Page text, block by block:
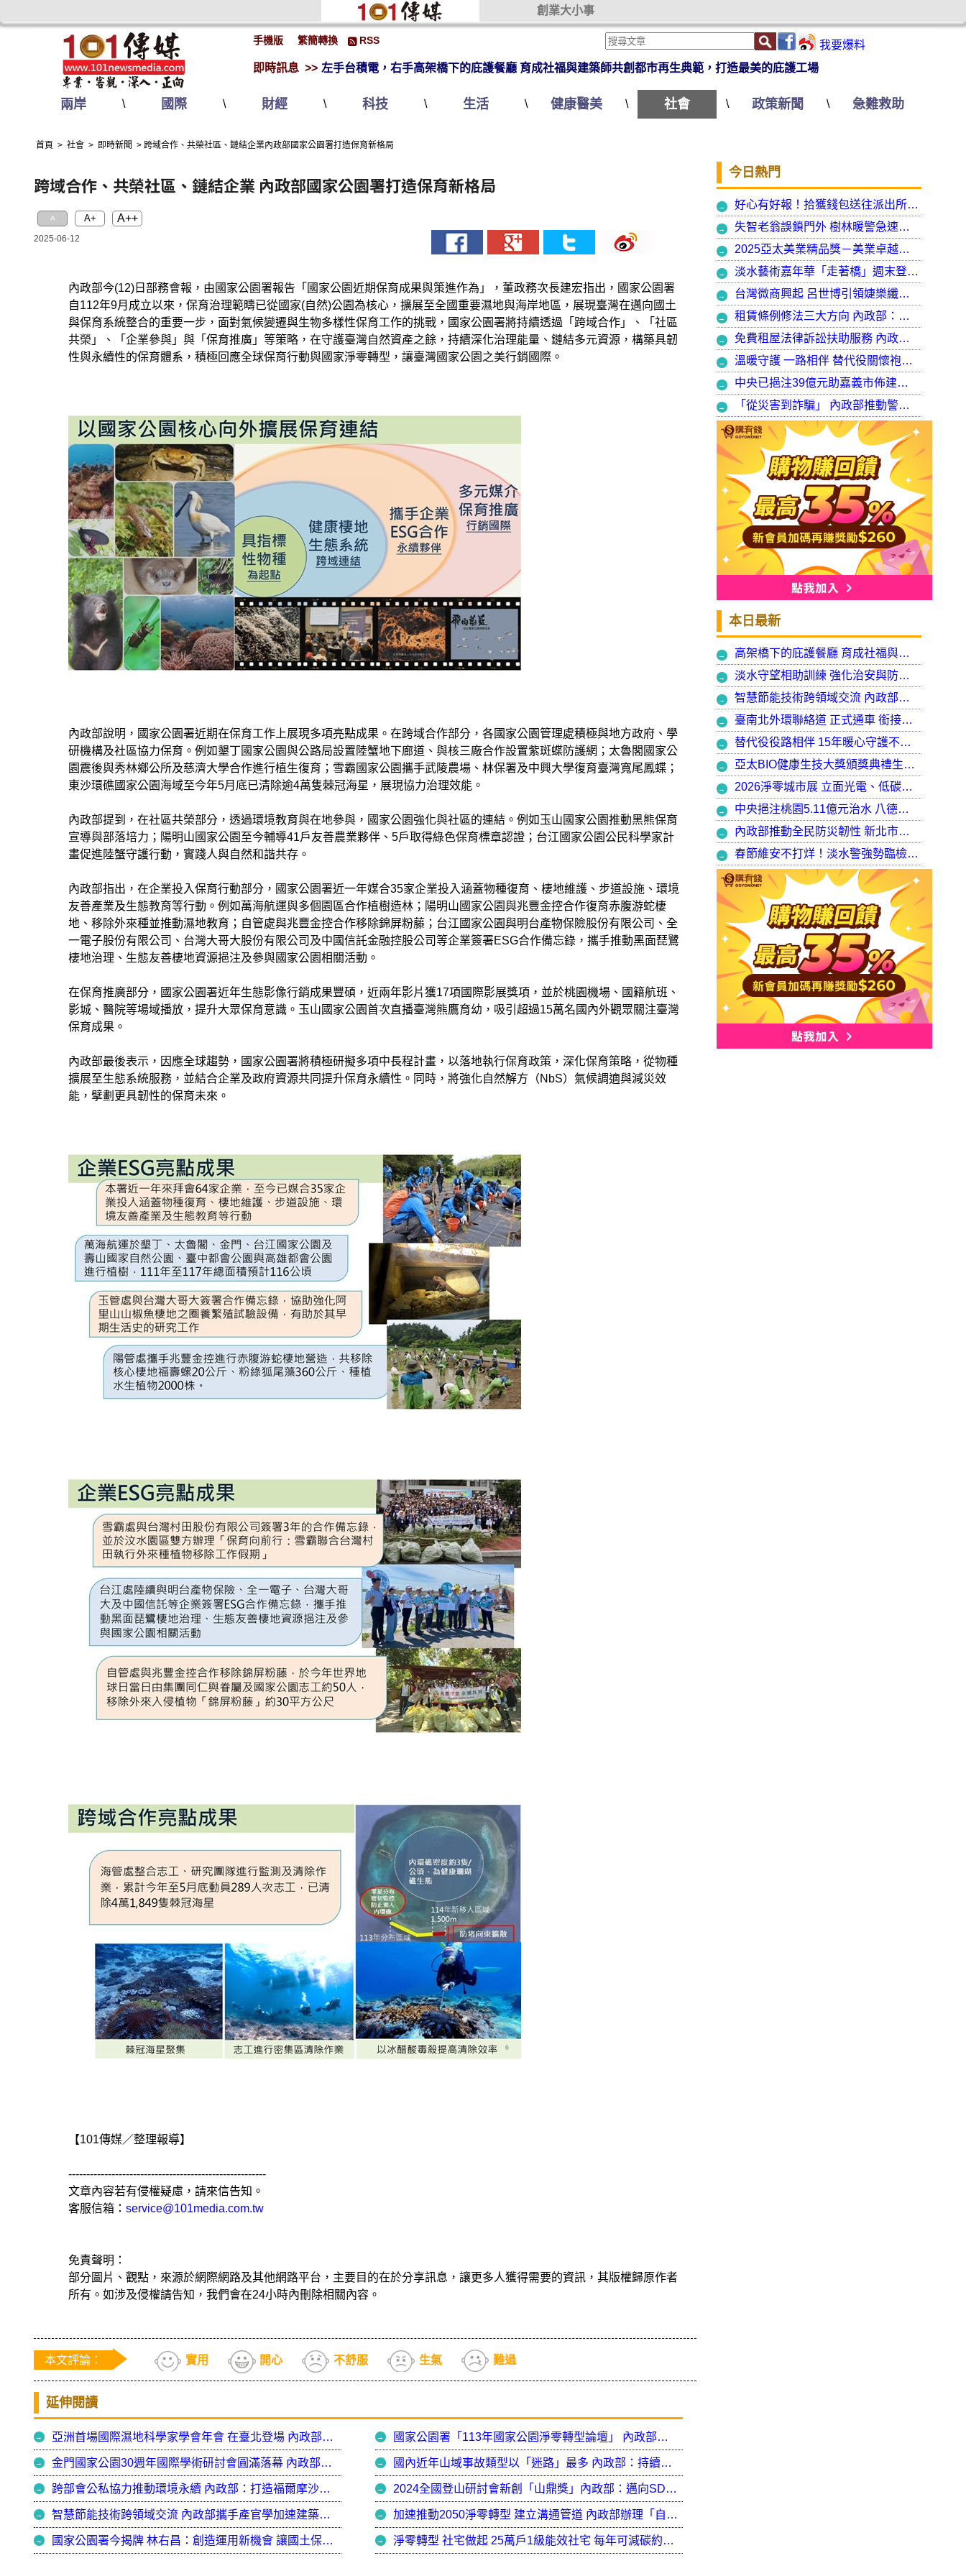
創業大小事
手機版 繁簡轉換 RSS
我要爆料
即時訊息 >> 左手台積電，右手高架橋下的庇護餐廳 育成社福與建築師共創都市再生典範，打造最美的庇護工場
兩岸 \ 國際 \ 財經 \ 科技 \ 生活 \ 健康醫美 \ 社會 \ 政策新聞 \ 急難救助
首頁 > 社會 > 即時新聞 > 跨域合作、共榮社區、鏈結企業內政部國家公園署打造保育新格局
跨域合作、共榮社區、鏈結企業 內政部國家公園署打造保育新格局
A A+ A++
2025-06-12
內政部今(12)日部務會報，由國家公園署報告「國家公園近期保育成果與策進作為」，董政務次長建宏指出，國家公園署
自112年9月成立以來，保育治理範疇已從國家(自然)公園為核心，擴展至全國重要濕地與海岸地區，展現臺灣在邁向國土
與保育系統整合的重要一步，面對氣候變遷與生物多樣性保育工作的挑戰，國家公園署將持續透過「跨域合作」、「社區
共榮」、「企業參與」與「保育推廣」等策略，在守護臺灣自然資產之餘，持續深化治理能量、鏈結多元資源，構築具韌
性與永續性的保育體系，積極回應全球保育行動與國家淨零轉型，讓臺灣國家公園之美行銷國際。
內政部說明，國家公園署近期在保育工作上展現多項亮點成果。在跨域合作部分，各國家公園管理處積極與地方政府、學
研機構及社區協力保育。例如墾丁國家公園與公路局設置陸蟹地下廊道、與核三廠合作設置紫斑蝶防護網；太魯閣國家公
園震後與秀林鄉公所及慈濟大學合作進行植生復育；雪霸國家公園攜手武陵農場、林保署及中興大學復育臺灣寬尾鳳蝶；
東沙環礁國家公園海域至今年5月底已清除逾4萬隻棘冠海星，展現協力治理效能。
內政部提到，在社區共榮部分，透過環境教育與在地參與，國家公園強化與社區的連結。例如玉山國家公園推動黑熊保育
宣導與部落培力；陽明山國家公園至今輔導41戶友善農業夥伴、5戶取得綠色保育標章認證；台江國家公園公民科學家計
畫促進陸蟹守護行動，實踐人與自然和諧共存。
內政部指出，在企業投入保育行動部分，國家公園署近一年媒合35家企業投入涵蓋物種復育、棲地維護、步道設施、環境
友善產業及生態教育等行動。例如萬海航運與多個園區合作植樹造林；陽明山國家公園與兆豐金控合作復育赤腹游蛇棲
地、移除外來種並推動濕地教育；自管處與兆豐金控合作移除錦屏粉藤；台江國家公園與明台產物保險股份有限公司、全
一電子股份有限公司、台灣大哥大股份有限公司及中國信託金融控股公司等企業簽署ESG合作備忘錄，攜手推動黑面琵鷺
棲地治理、生態友善棲地資源挹注及參與國家公園相關活動。
在保育推廣部分，國家公園署近年生態影像行銷成果豐碩，近兩年影片獲17項國際影展獎項，並於桃園機場、國籍航班、
影城、醫院等場域播放，提升大眾保育意識。玉山國家公園首次直播臺灣熊鷹育幼，吸引超過15萬名國內外觀眾關注臺灣
保育成果。
內政部最後表示，因應全球趨勢，國家公園署將積極研擬多項中長程計畫，以落地執行保育政策，深化保育策略，從物種
擴展至生態系統服務，並結合企業及政府資源共同提升保育永續性。同時，將強化自然解方（NbS）氣候調適與減災效
能，擘劃更具韌性的保育未來。
【101傳媒／整理報導】
-------------------------------------------------------
文章內容若有侵權疑慮，請來信告知。
客服信箱： service@101media.com.tw
免責聲明：
部分圖片、觀點，來源於網際網路及其他網路平台，主要目的在於分享訊息，讓更多人獲得需要的資訊，其版權歸原作者
所有。如涉及侵權請告知，我們會在24小時內刪除相關內容。
本文評論： 實用 開心 不舒服 生氣 難過
延伸閱讀
亞洲首場國際濕地科學家學會年會 在臺北登場 內政部跨部會共推濕地保育 開啟國際合作里程碑 國家公園署「113年國家公園淨零轉型論壇」 內政部：聚焦自然碳匯戰略，示範國家公園碳盤查成果
金門國家公園30週年國際學術研討會圓滿落幕 內政部肯定中央與地方攜手守護島嶼永續願景 國內近年山域事故類型以「迷路」最多 內政部：持續精進登山服務措施 呼籲民眾落實「負責任登山」
跨部會公私協力推動環境永續 內政部：打造福爾摩沙北回歸線軸帶為國際新名片 2024全國登山研討會新創「山鼎獎」內政部：邁向SDGs永續山林 政府與民間攜手登山安全教育
智慧節能技術跨領域交流 內政部攜手產官學加速建築淨零轉型 加速推動2050淨零轉型 建立溝通管道 內政部辦理「自然碳匯及低碳建築研討會」
國家公園署今揭牌 林右昌：創造運用新機會 讓國土保育與國際永續接軌 淨零轉型 社宅做起 25萬戶1級能效社宅 每年可減碳約11.23萬噸
今日熱門
好心有好報！拾獲錢包送往派出所竟發現自己遺失的手機
失智老翁誤鎖門外 樹林暖警急速營救阻飢寒
2025亞太美業精品獎－美業卓越大賞 揭曉年度最受矚目美業榮耀品牌
淡水藝術嘉年華「走著橋」週末登場 淡水警啟動交通管制
台灣微商興起 呂世博引領婕樂纖走入國際
租賃條例修法三大方向 內政部：保障租賃雙方權益 租客安心住、房東放心租
免費租屋法律訴訟扶助服務 內政部：9月30日起正式開辦受理
溫暖守護 一路相伴 替代役關懷袍澤弟兄 以行動展現同袍大愛
中央已挹注39億元助嘉義市佈建污水系統 內政部：東區用戶接管將新增3萬戶 期許未來推動再生水永續利用
「從災害到詐騙」 內政部推動警大轉型強化災防與偵查能力
本日最新
高架橋下的庇護餐廳 育成社福與建築師共創都市再生典範，打造最美的庇護工場
淡水守望相助訓練 強化治安與防衛韌性
智慧節能技術跨領域交流 內政部攜手產官學加速建築淨零轉型
臺南北外環聯絡道 正式通車 銜接樹谷園區 完善南科聯外路網
替代役役路相伴 15年暖心守護不停歇，攜手走出溫暖與希望
亞太BIO健康生技大獎頒獎典禮生技健康產業榮耀盛會
2026淨零城市展 立面光電、低碳社宅齊登場 內政部攜手產業走入生活場域 共築2050淨零願景
中央挹注桃園5.11億元治水 八德區大仁滯洪池今啟用 守護龜山產業園區6千億產值 保障3.5萬居民安全
內政部推動全民防災韌性 新北市防災士培訓突破 2 萬人
春節維安不打烊！淡水警強勢臨檢掃蕩 封閉式路檢斷絕治安隱憂